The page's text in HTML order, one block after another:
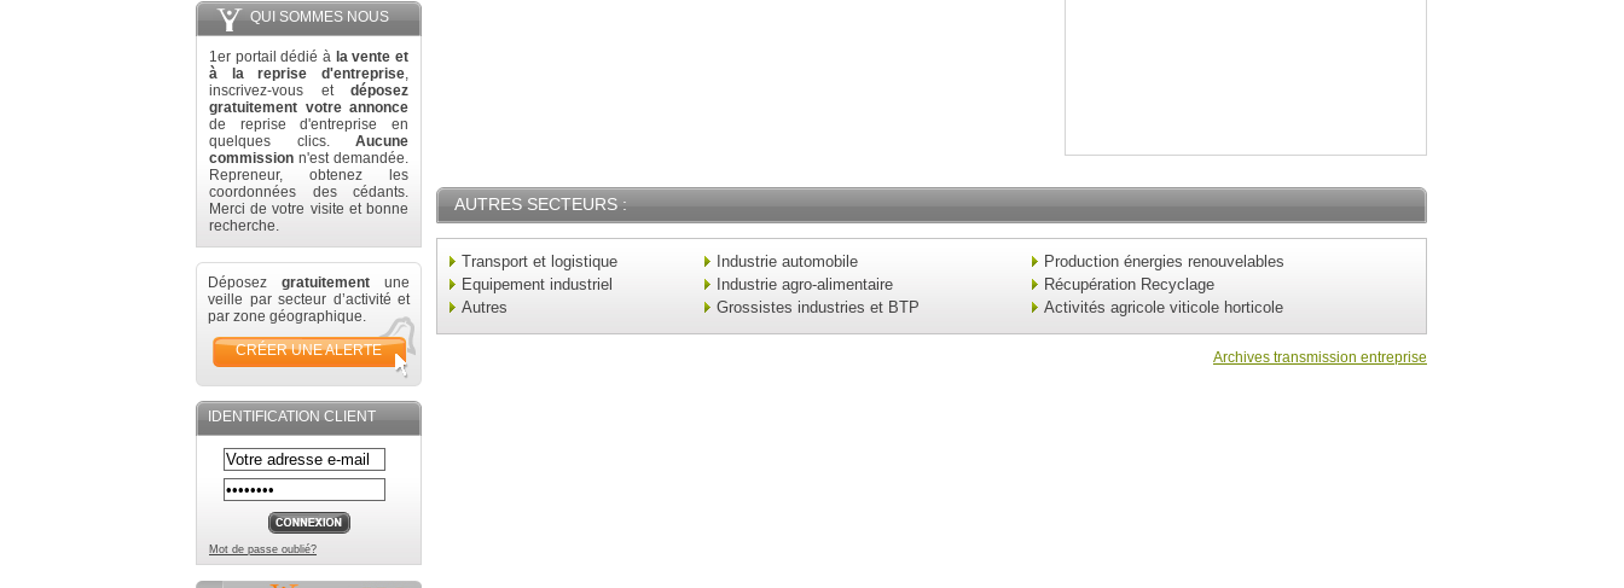
QUI SOMMES NOUS
1er portail dédié à la vente et
à la reprise d'entreprise,
inscrivez-vous et déposez
gratuitement votre annonce
de reprise d'entreprise en
quelques clics. Aucune
commission n'est demandée.
Repreneur, obtenez les
coordonnées des cédants.
Merci de votre visite et bonne
recherche.
Déposez gratuitement une
veille par secteur d’activité et
par zone géographique.
CRÉER UNE ALERTE
IDENTIFICATION CLIENT
Mot de passe oublié?
AUTRES SECTEURS :
Transport et logistique
Equipement industriel
Autres
Industrie automobile
Industrie agro-alimentaire
Grossistes industries et BTP
Production énergies renouvelables
Récupération Recyclage
Activités agricole viticole horticole
Archives transmission entreprise